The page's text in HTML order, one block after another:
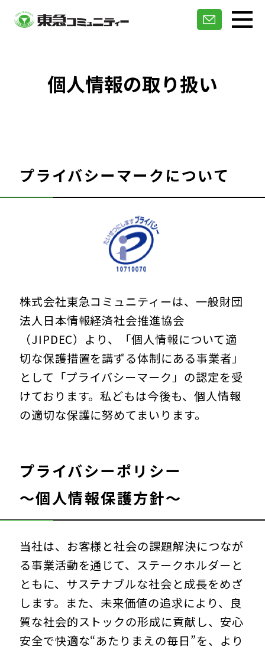
個人情報の取り扱い
プライバシーマークについて
株式会社東急コミュニティーは、一般財団
法人日本情報経済社会推進協会
（JIPDEC）より、「個人情報について適
切な保護措置を講ずる体制にある事業者」
として「プライバシーマーク」の認定を受
けております。私どもは今後も、個人情報
の適切な保護に努めてまいります。
プライバシーポリシー
～個人情報保護方針～
当社は、お客様と社会の課題解決につなが
る事業活動を通じて、ステークホルダーと
ともに、サステナブルな社会と成長をめざ
します。また、未来価値の追求により、良
質な社会的ストックの形成に貢献し、安心
安全で快適な“あたりまえの毎日”を、より